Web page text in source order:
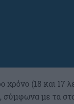
(18 και 17
με τα